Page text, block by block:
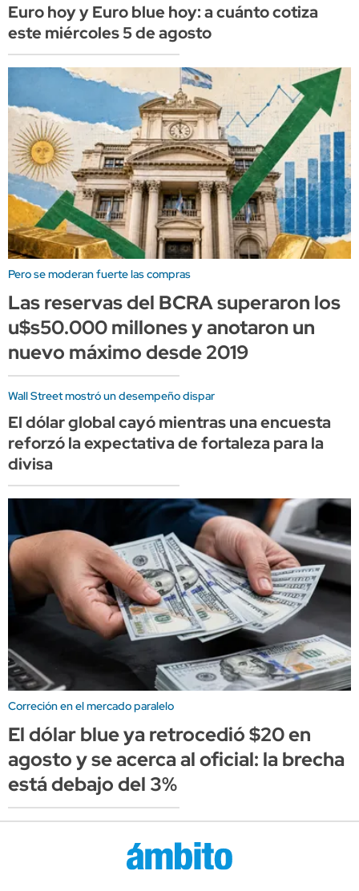
Euro hoy y Euro blue hoy: a cuánto cotiza
este miércoles 5 de agosto
Pero se moderan fuerte las compras
Las reservas del BCRA superaron los
u$s50.000 millones y anotaron un
nuevo máximo desde 2019
Wall Street mostró un desempeño dispar
El dólar global cayó mientras una encuesta
reforzó la expectativa de fortaleza para la
divisa
Correción en el mercado paralelo
El dólar blue ya retrocedió $20 en
agosto y se acerca al oficial: la brecha
está debajo del 3%